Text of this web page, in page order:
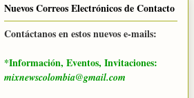
Nuevos Correos Electrónicos de Contacto
Contáctanos en estos nuevos e-mails:
*Información, Eventos, Invitaciones:
mixnewscolombia@gmail.com